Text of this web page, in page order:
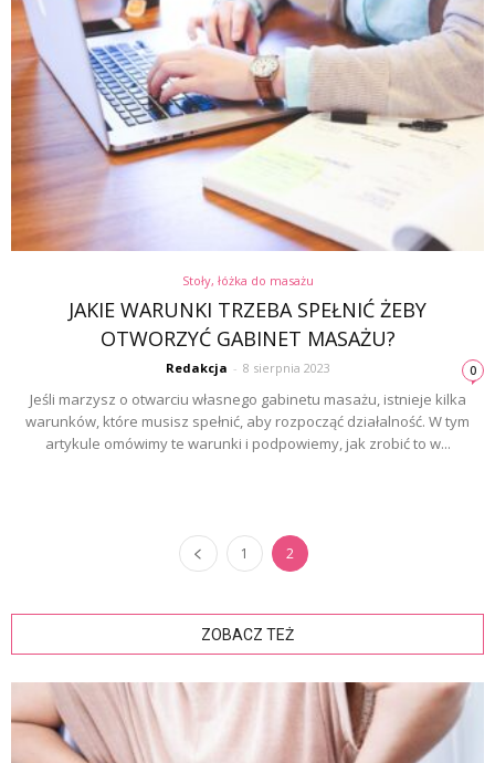
Stoły, łóżka do masażu
JAKIE WARUNKI TRZEBA SPEŁNIĆ ŻEBY
OTWORZYĆ GABINET MASAŻU?
Redakcja - 8 sierpnia 2023 0
Jeśli marzysz o otwarciu własnego gabinetu masażu, istnieje kilka
warunków, które musisz spełnić, aby rozpocząć działalność. W tym
artykule omówimy te warunki i podpowiemy, jak zrobić to w...
1 2
ZOBACZ TEŻ